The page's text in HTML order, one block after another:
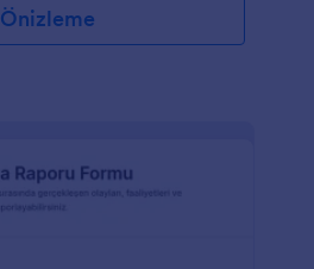
Önizleme